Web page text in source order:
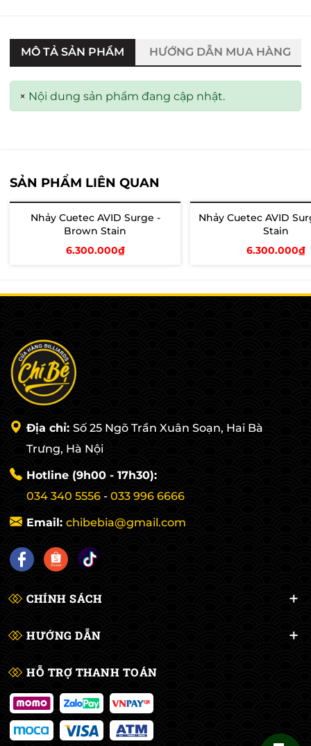
MÔ TẢ SẢN PHẨM HƯỚNG DẪN MUA HÀNG
× Nội dung sản phẩm đang cập nhật.
SẢN PHẨM LIÊN QUAN
Nhảy Cuetec AVID Surge -
Brown Stain
6.300.000₫
Nhảy Cuetec AVID
Stain
6.300.000₫
Địa chỉ: Số 25 Ngõ Trần Xuân Soạn, Hai Bà
Trưng, Hà Nội
Hotline (9h00 - 17h30):
034 340 5556 - 033 996 6666
Email: chibebia@gmail.com
CHÍNH SÁCH
HƯỚNG DẪN
HỖ TRỢ THANH TOÁN